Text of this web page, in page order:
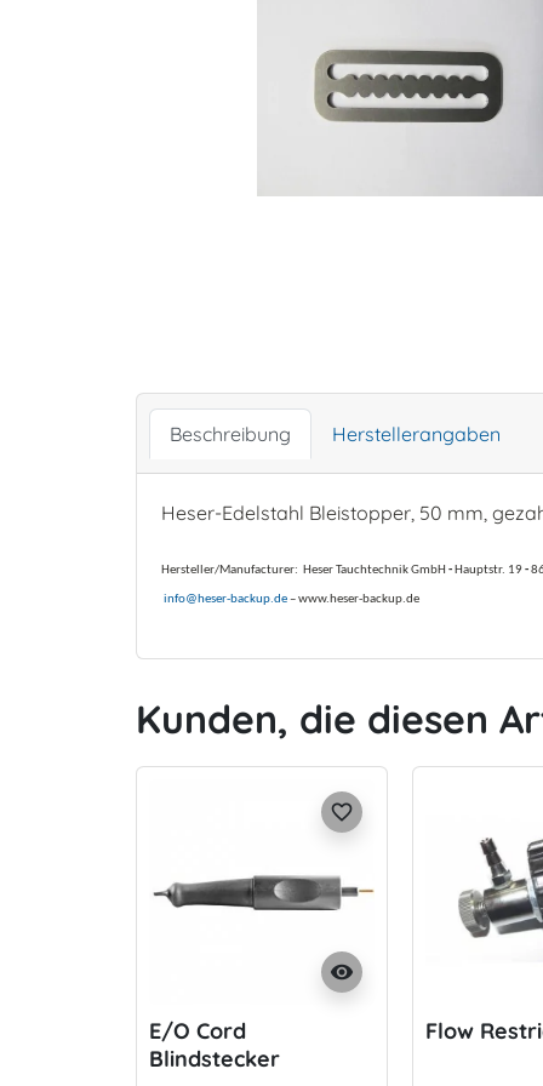
Beschreibung Herstellerangaben
Heser-Edelstahl Bleistopper, 50 mm,
Hersteller/Manufacturer: Heser Tauchtechnik GmbH - Hauptstr. 19-
info@heser-backup.de– www.heser-backup.de
Kunden, die diesen
visibility
favorite_border
E/O Cord
Blindstecker
Flow